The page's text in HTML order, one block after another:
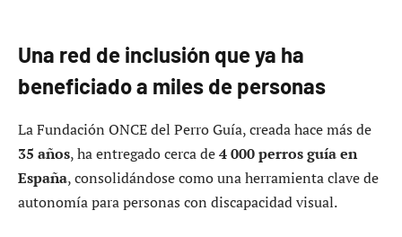
Una red de inclusión que ya ha
beneficiado a miles de personas
La Fundación ONCE del Perro Guía, creada hace más de
35 años, ha entregado cerca de4 000 perros guía en
España, consolidándose como una herramienta clave de
autonomía para personas con discapacidad visual.